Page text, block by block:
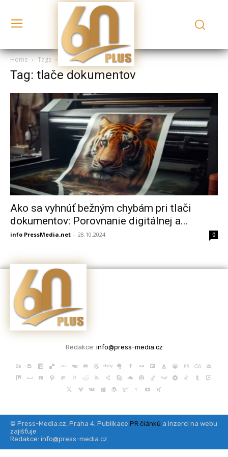
Home Tags Tlače dokumentov
Tag: tlače dokumentov
Ako sa vyhnúť bežným chybám pri tlači
dokumentov: Porovnanie digitálnej a...
info PressMedia.net - 28.10.2024 0
Redakce: info@press-media.cz
© Press-Media.cz, Praha 4, Publikace PR článků a inzerci na webu
zajišťuje
Redakce: info@press-media.cz